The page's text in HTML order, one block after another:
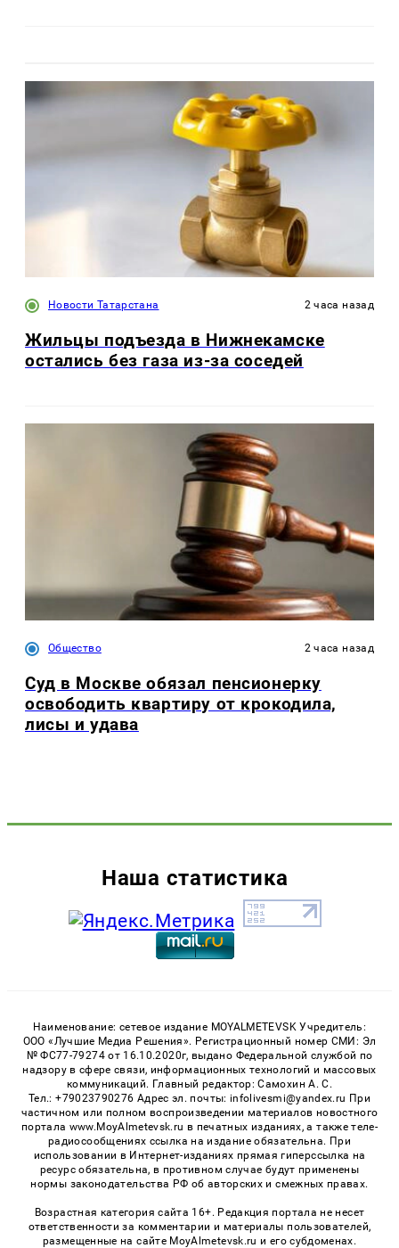
Новости Татарстана 2 часа назад
Жильцы подъезда в Нижнекамске
остались без газа из-за соседей
Общество 2 часа назад
Суд в Москве обязал пенсионерку
освободить квартиру от крокодила,
лисы и удава
Наша статистика
Наименование: сетевое издание MOYALMETEVSK Учредитель:
ООО «Лучшие Медиа Решения». Регистрационный номер СМИ: Эл
№ ФС77-79274 от 16.10.2020г, выдано Федеральной службой по
надзору в сфере связи, информационных технологий и массовых
коммуникаций. Главный редактор: Самохин А. С.
Тел.: +79023790276 Адрес эл. почты: infolivesmi@yandex.ru При
частичном или полном воспроизведении материалов новостного
портала www.MoyAlmetevsk.ru в печатных изданиях, а также теле-
радиосообщениях ссылка на издание обязательна. При
использовании в Интернет-изданиях прямая гиперссылка на
ресурс обязательна, в противном случае будут применены
нормы законодательства РФ об авторских и смежных правах.
Возрастная категория сайта 16+. Редакция портала не несет
ответственности за комментарии и материалы пользователей,
размещенные на сайте MoyAlmetevsk.ru и его субдоменах.